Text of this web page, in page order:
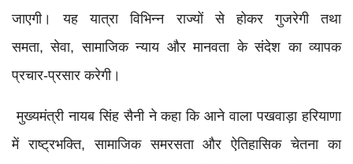
जाएगी। यह यात्रा विभिन्न राज्यों से होकर गुजरेगी तथा
समता, सेवा, सामाजिक न्याय और मानवता के संदेश का व्यापक
प्रचार-प्रसार करेगी।
मुख्यमंत्री नायब सिंह सैनी ने कहा कि आने वाला पखवाड़ा हरियाणा
में राष्ट्रभक्ति, सामाजिक समरसता और ऐतिहासिक चेतना का